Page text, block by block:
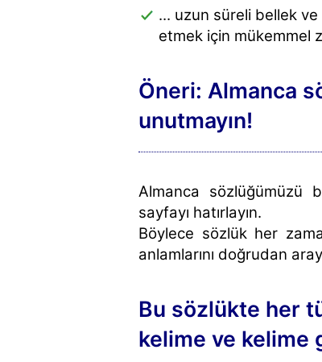
... uzun süreli bellek
etmek için mükemmel
Öneri: Almanca
unutmayın!
Almanca sözlüğümüzü
sayfayı hatırlayın.
Böylece sözlük her
anlamlarını doğrudan
Bu sözlükte her
kelime ve kelime